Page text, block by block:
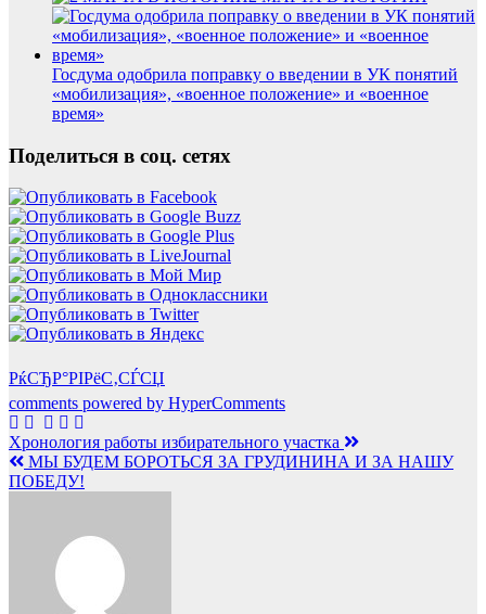
Госдума одобрила поправку о введении в УК понятий
«мобилизация», «военное положение» и «военное
время»
Поделиться в соц. сетях
РќСЂР°РІРёС‚СЃСЏ
comments powered by HyperComments
Навигация
по
Хронология работы избирательного участка
МЫ БУДЕМ БОРОТЬСЯ ЗА ГРУДИНИНА И ЗА НАШУ
ПОБЕДУ!